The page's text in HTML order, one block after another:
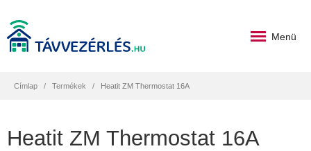
Menü
Címlap Termékek Heatit ZM Thermostat 16A
Heatit ZM Thermostat 16A